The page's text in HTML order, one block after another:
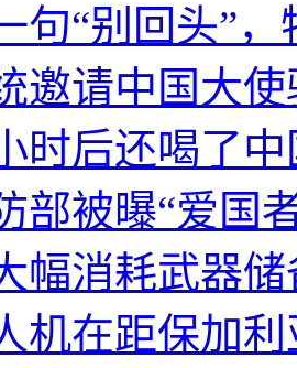
句“别回头”
邀请中国大
时后还喝了
部被曝“爱国
幅消耗武器储
机在距保加